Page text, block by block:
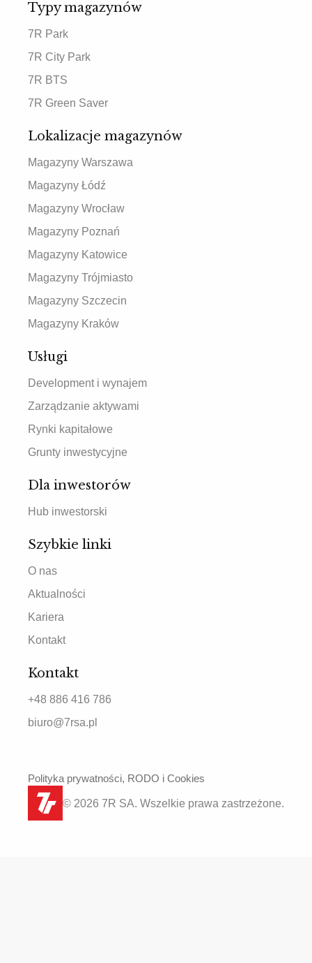
Typy magazynów
7R Park
7R City Park
7R BTS
7R Green Saver
Lokalizacje magazynów
Magazyny Warszawa
Magazyny Łódź
Magazyny Wrocław
Magazyny Poznań
Magazyny Katowice
Magazyny Trójmiasto
Magazyny Szczecin
Magazyny Kraków
Usługi
Development i wynajem
Zarządzanie aktywami
Rynki kapitałowe
Grunty inwestycyjne
Dla inwestorów
Hub inwestorski
Szybkie linki
O nas
Aktualności
Kariera
Kontakt
Kontakt
+48 886 416 786
biuro@7rsa.pl
© 2026 7R SA. Wszelkie prawa zastrzeżone.
Polityka prywatności, RODO i Cookies